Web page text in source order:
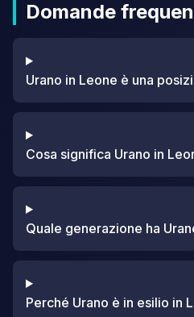
Domande
Urano in Leone è una
Cosa significa Urano in
Quale generazione ha
Perché Urano è in esilio in